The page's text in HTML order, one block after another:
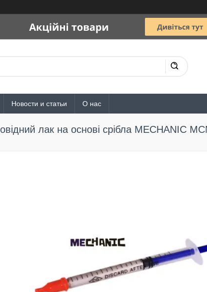
Новости и статьи О нас
лак на основі срібла MECHANIC